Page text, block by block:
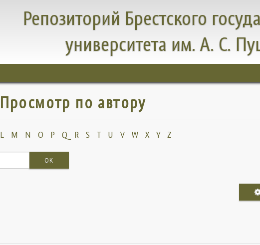
Репозиторий Брестского
университета им. А. С.
Просмотр по автору
L M N O P Q R S T U V W X Y Z
OK